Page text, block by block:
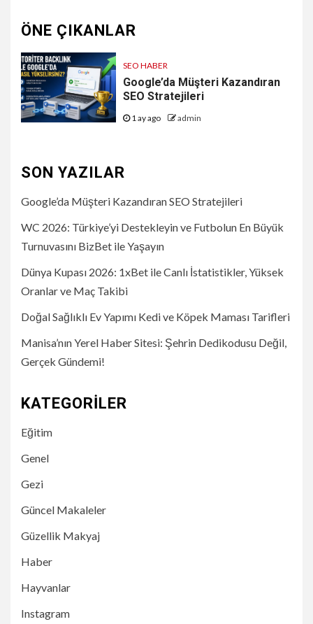
ÖNE ÇIKANLAR
SEO HABER
Google’da Müşteri Kazandıran
SEO Stratejileri
1 ay ago admin
SON YAZILAR
Google’da Müşteri Kazandıran SEO Stratejileri
WC 2026: Türkiye’yi Destekleyin ve Futbolun En Büyük
Turnuvasını BizBet ile Yaşayın
Dünya Kupası 2026: 1xBet ile Canlı İstatistikler, Yüksek
Oranlar ve Maç Takibi
Doğal Sağlıklı Ev Yapımı Kedi ve Köpek Maması Tarifleri
Manisa’nın Yerel Haber Sitesi: Şehrin Dedikodusu Değil,
Gerçek Gündemi!
KATEGORILER
Eğitim
Genel
Gezi
Güncel Makaleler
Güzellik Makyaj
Haber
Hayvanlar
Instagram